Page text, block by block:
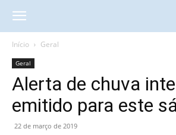
Início Geral
Geral
Alerta de chuva
emitido para este
22 de março de 2019